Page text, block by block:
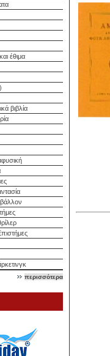
έθιμα
βιβλία
περισσότερα